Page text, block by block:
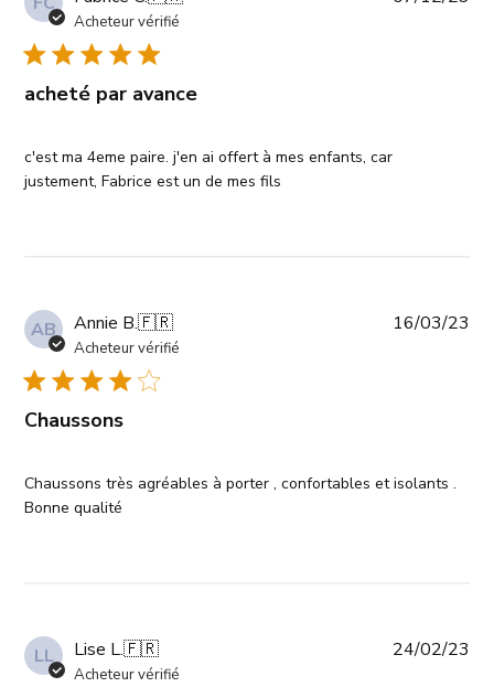
Acheteur vérifié
acheté par avance
c'est ma 4eme paire. j'en ai offert à mes enfants, car
justement, Fabrice est un de mes fils
AB Annie B.🇫🇷
Acheteur vérifié
Chaussons
Chaussons très agréables à porter , confortables et isolants .
Bonne qualité
16/03/23
LL Lise L.🇫🇷
Acheteur vérifié
24/02/23